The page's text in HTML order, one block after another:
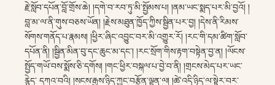
རྗེ་སློབ་དཔོན་བློ་གྲོས་ཆེ། །དགེ་བ་རབ་ཏུ་མི་སྤྱོམས་པ། །ནམ་ཡང་སྨད་པར་མི་བྱའོ། །
བླ་མ་ལ་ནི་གུས་བཅས་ཡོན། །རྗེས་མཐུན་ཁྱོད་ཀྱིས་སྦྱིན་པར་བྱ། །དེས་ནི་རིམས་
སོགས་གནོད་པ་རྣམས། །ཕྱིར་ཞིང་འབྱུང་བར་མི་འགྱུར་རོ། །རང་གི་དམ་ཚིག་སློབ་
དཔོན་ནི། །སྦྱིན་མིན་བུ་དང་ཆུང་མ་དང་། །རང་སྲོག་གིས་རྟག་བསྟེན་བྱ་ན། །ལོངས་
སྤྱོད་གཡོ་བས་སྨོས་ཅི་དགོས། །གང་ཕྱིར་བསྐལ་པ་བྱེ་བ་ནི། །གྲངས་མེད་པར་ཡང་
རྙེད་ དཀའ་བའི། །སངས་རྒྱས་ཉིད་ཀྱང་བརྩོན་ལྡན་ལ། །ཚེ་འདི་ཉིད་ལ་སྟེར་བར་